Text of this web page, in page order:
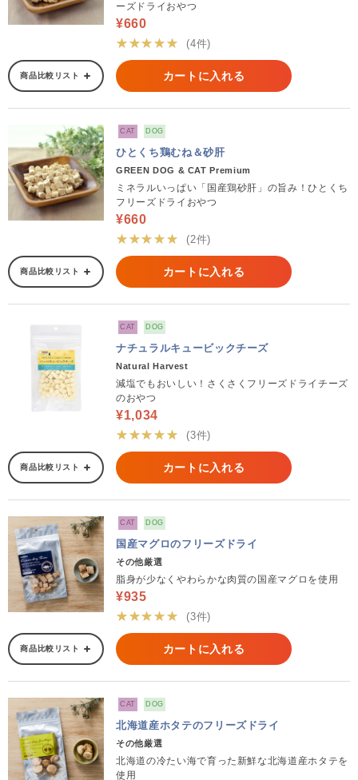
ーズドライおやつ
¥660
★★★★★
(4件)
商品比較リスト カートに入れる
CAT DOG
ひとくち鶏むね＆砂肝
GREEN DOG & CAT Premium
ミネラルいっぱい「国産鶏砂肝」の旨み！ひとくち
フリーズドライおやつ
¥660
★★★★★
(2件)
商品比較リスト カートに入れる
CAT DOG
ナチュラルキュービックチーズ
Natural Harvest
減塩でもおいしい！さくさくフリーズドライチーズ
のおやつ
¥1,034
★★★★★
(3件)
商品比較リスト カートに入れる
CAT DOG
国産マグロのフリーズドライ
その他厳選
脂身が少なくやわらかな肉質の国産マグロを使用
¥935
★★★★★
(3件)
商品比較リスト カートに入れる
CAT DOG
北海道産ホタテのフリーズドライ
その他厳選
北海道の冷たい海で育った新鮮な北海道産ホタテを
使用